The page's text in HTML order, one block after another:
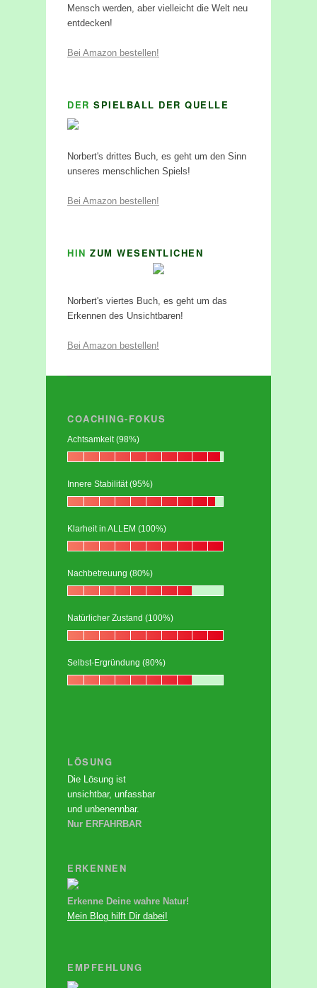
Mensch werden, aber vielleicht die Welt neu
entdecken!
Bei Amazon bestellen!
DER SPIELBALL DER QUELLE
Norbert's drittes Buch, es geht um den Sinn
unseres menschlichen Spiels!
Bei Amazon bestellen!
HIN ZUM WESENTLICHEN
Norbert's viertes Buch, es geht um das
Erkennen des Unsichtbaren!
Bei Amazon bestellen!
COACHING-FOKUS
Achtsamkeit (98%)
Innere Stabilität (95%)
Klarheit in ALLEM (100%)
Nachbetreuung (80%)
Natürlicher Zustand (100%)
Selbst-Ergründung (80%)
LÖSUNG
Die Lösung ist
unsichtbar, unfassbar
und unbenennbar.
Nur ERFAHRBAR
ERKENNEN
Erkenne Deine wahre Natur!
Mein Blog hilft Dir dabei!
EMPFEHLUNG